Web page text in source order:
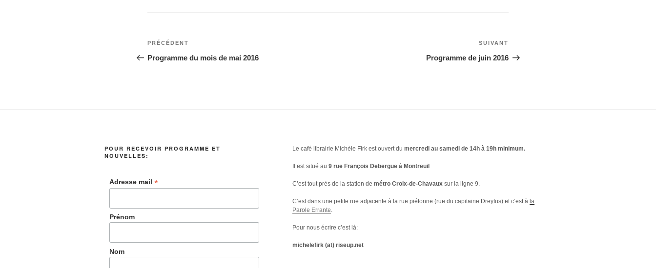
de
Article
PRÉCÉDENT
Programme du mois de mai 2016
SUIVANT
Programme de juin 2016
POUR RECEVOIR PROGRAMME ET
NOUVELLES:
Adresse mail *
Prénom
Nom
Le café librairie Michèle Firk est ouvert du mercredi au samedi de 14h à 19h minimum.
Il est situé au 9 rue François Debergue à Montreuil
C’est tout près de la station de métro Croix-de-Chavauxsur la ligne 9.
C’est dans une petite rue adjacente à la rue piétonne (rue du capitaine Dreyfus) et c’est à la
Parole Errante
Pour nous écrire c’est là:
michelefirk (at) riseup.net